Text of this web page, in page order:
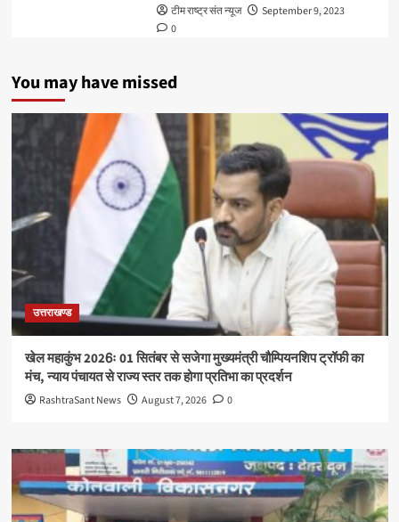
टीम राष्ट्र संत न्यूज
September 9, 2023
0
You may have missed
उत्तराखण्ड
खेल महाकुंभ 2026ः 01 सितंबर से सजेगा मुख्यमंत्री चौम्पियनशिप ट्रॉफी का
मंच, न्याय पंचायत से राज्य स्तर तक होगा प्रतिभा का प्रदर्शन
RashtraSant News August 7, 2026 0